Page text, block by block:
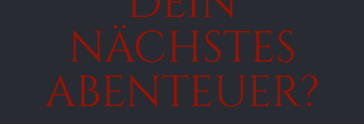
NÄCHSTES
ABENTEUER?